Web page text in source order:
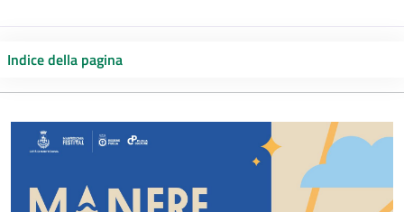
Indice della pagina